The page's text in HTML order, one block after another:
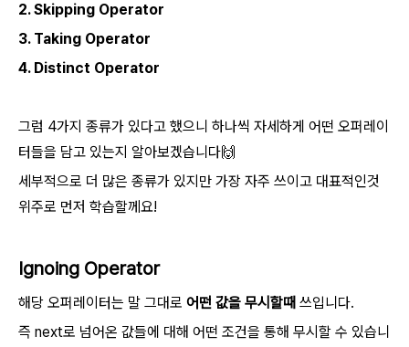
2. Skipping Operator
3. Taking Operator
4. Distinct Operator
그럼 4가지 종류가 있다고 했으니 하나씩 자세하게 어떤 오퍼레이
터들을 담고 있는지 알아보겠습니다🙌
세부적으로 더 많은 종류가 있지만 가장 자주 쓰이고 대표적인것
위주로 먼저 학습할께요!
Ignoing Operator
해당 오퍼레이터는 말 그대로 어떤 값을 무시할때 쓰입니다.
즉 next로 넘어온 값들에 대해 어떤 조건을 통해 무시할 수 있습니